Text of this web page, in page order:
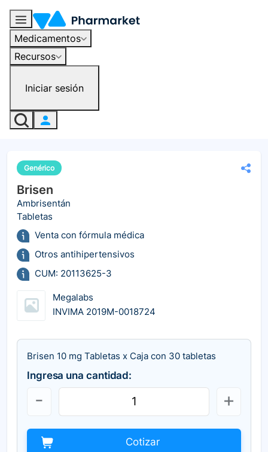
Medicamentos
Recursos
Iniciar sesión
Genérico
Brisen
Ambrisentán
Tabletas
Venta con fórmula médica
Otros antihipertensivos
CUM: 20113625-3
Megalabs
INVIMA 2019M-0018724
Brisen 10 mg Tabletas x Caja con 30 tabletas
Ingresa una cantidad:
Cotizar